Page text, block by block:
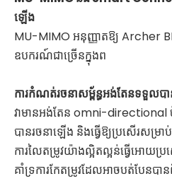
ឡើង
MU-MIMO អនុញ្ញាតឱ្យ Archer
ឧបករណ៍ជាច្រើនក្នុងព
ការ​កំណត់​រចនាសម្ព័ន្ធ​អង់តែន​ទទួល​ប
វាមានអង់តែន omni-
បានរចនាឡើង និងធ្វើឱ្យប្រសើរសម្រ
ការលៃតម្រូវយ៉ាងល្អិតល្អន់ធ្វើអោយប្
គាំទ្រការកែតម្រូវដែលអាចបត់បែនប